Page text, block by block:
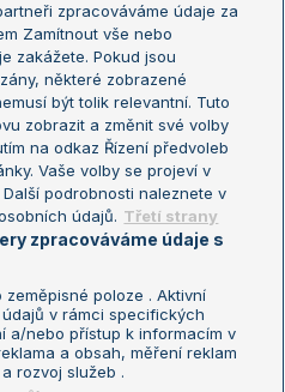
US Open
Turnaj mistrů
Turnaj mistryň
Nastavení soukromí
Reklama
Informace o zpracování osobních
zpracováváme údaje za
Zamítnout vše nebo
zakážete. Pokud jsou
některé zobrazené
být tolik relevantní. Tuto
zobrazit a změnit své volby
na odkaz Řízení předvoleb
Vaše volby se projeví v
podrobnosti naleznete v
údajů. Třetí strany
zpracováváme údaje s
poloze . Aktivní
v rámci specifických
a/nebo přístup k informacím v
a obsah, měření reklam
rozvoj služeb .